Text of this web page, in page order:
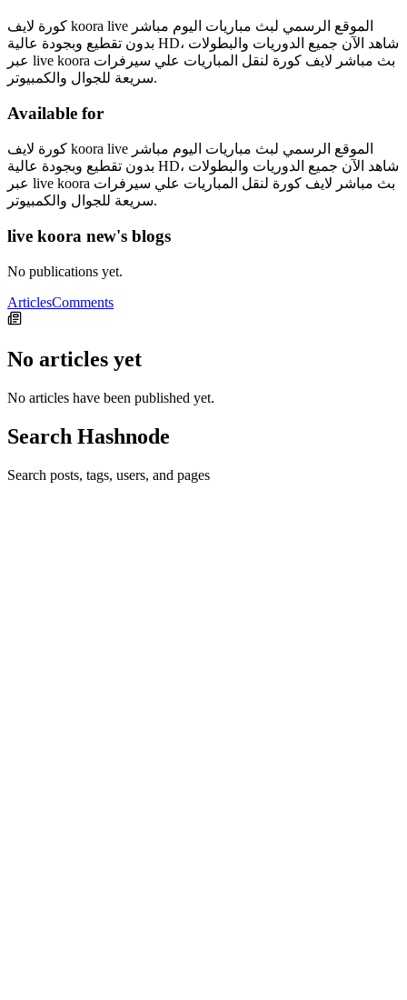
كورة لايف koora live الموقع الرسمي لبث مباريات اليوم مباشر
بدون تقطيع وبجودة عالية HD، شاهد الآن جميع الدوريات والبطولات
عبر live koora بث مباشر لايف كورة لنقل المباريات علي سيرفرات
سريعة للجوال والكمبيوتر.
Available for
كورة لايف koora live الموقع الرسمي لبث مباريات اليوم مباشر
بدون تقطيع وبجودة عالية HD، شاهد الآن جميع الدوريات والبطولات
عبر live koora بث مباشر لايف كورة لنقل المباريات علي سيرفرات
سريعة للجوال والكمبيوتر.
live koora new's blogs
No publications yet.
ArticlesComments
No articles yet
No articles have been published yet.
Search Hashnode
Search posts, tags, users, and pages